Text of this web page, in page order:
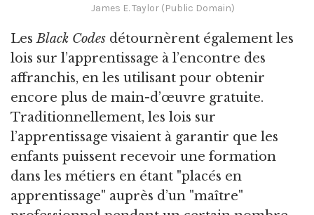
James E. Taylor (Public Domain)
LesBlack Codes détournèrent également les
lois sur l’apprentissage à l’encontre des
affranchis, en les utilisant pour obtenir
encore plus de main-d’œuvre gratuite.
Traditionnellement, les lois sur
l’apprentissage visaient à garantir que les
enfants puissent recevoir une formation
dans les métiers en étant "placés en
apprentissage" auprès d’un "maître"